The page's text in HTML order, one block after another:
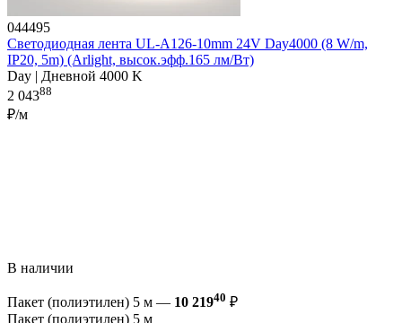
044495
Светодиодная лента UL-A126-10mm 24V Day4000 (8 W/m,
IP20, 5m) (Arlight, высок.эфф.165 лм/Вт)
Day | Дневной 4000 K
2 04388
₽/м
В наличии
Пакет (полиэтилен) 5 м — 10 21940 ₽
Пакет (полиэтилен) 5 м